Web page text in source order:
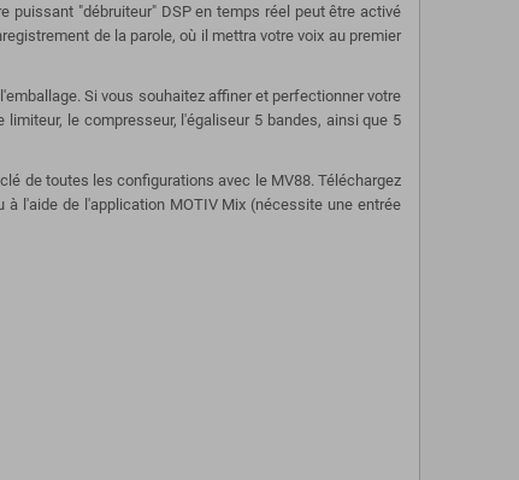
puissant "débruiteur" DSP en temps réel peut être activé
de la parole, où il mettra votre voix au premier
Si vous souhaitez affiner et perfectionner votre
le compresseur, l'égaliseur 5 bandes, ainsi que 5
de toutes les configurations avec le MV88. Téléchargez
à l'aide de l'application MOTIV Mix (nécessite une entrée